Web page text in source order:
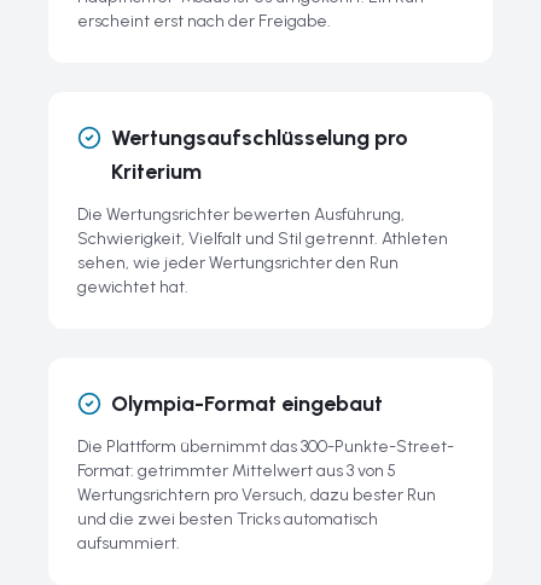
erscheint erst nach der Freigabe.
Wertungsaufschlüsselung pro
Kriterium
Die Wertungsrichter bewerten Ausführung,
Schwierigkeit, Vielfalt und Stil getrennt. Athleten
sehen, wie jeder Wertungsrichter den Run
gewichtet hat.
Olympia-Format eingebaut
Die Plattform übernimmt das 300-Punkte-Street-
Format: getrimmter Mittelwert aus 3 von 5
Wertungsrichtern pro Versuch, dazu bester Run
und die zwei besten Tricks automatisch
aufsummiert.